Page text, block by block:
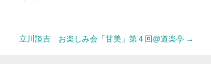
立川談吉 お楽しみ会「甘美」第４回@道楽亭 →